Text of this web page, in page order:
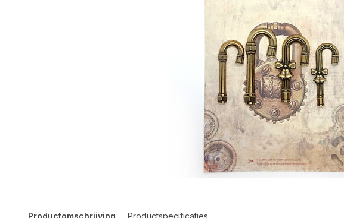
Productomschrijving Productspecificaties